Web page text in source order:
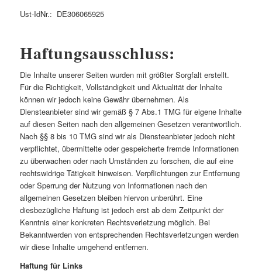
Ust-IdNr.: DE306065925
Haftungsausschluss:
Die Inhalte unserer Seiten wurden mit größter Sorgfalt erstellt.
Für die Richtigkeit, Vollständigkeit und Aktualität der Inhalte
können wir jedoch keine Gewähr übernehmen. Als
Diensteanbieter sind wir gemäß § 7 Abs.1 TMG für eigene Inhalte
auf diesen Seiten nach den allgemeinen Gesetzen verantwortlich.
Nach §§ 8 bis 10 TMG sind wir als Diensteanbieter jedoch nicht
verpflichtet, übermittelte oder gespeicherte fremde Informationen
zu überwachen oder nach Umständen zu forschen, die auf eine
rechtswidrige Tätigkeit hinweisen. Verpflichtungen zur Entfernung
oder Sperrung der Nutzung von Informationen nach den
allgemeinen Gesetzen bleiben hiervon unberührt. Eine
diesbezügliche Haftung ist jedoch erst ab dem Zeitpunkt der
Kenntnis einer konkreten Rechtsverletzung möglich. Bei
Bekanntwerden von entsprechenden Rechtsverletzungen werden
wir diese Inhalte umgehend entfernen.
Haftung für Links